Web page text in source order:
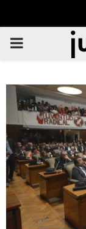
PRIMARY